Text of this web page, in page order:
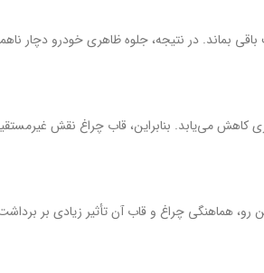
بماند. در نتیجه، جلوه ظاهری خودرو دچار
می‌یابد. بنابراین، قاب چراغ نقش
هماهنگی چراغ و قاب آن تأثیر زیادی بر برداشت